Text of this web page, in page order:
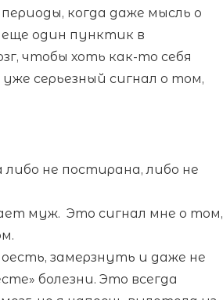
когда даже мысль о
один пунктик в
чтобы хоть как-то себя
серьезный сигнал о том,
не постирана, либо не
муж. Это сигнал мне о том,
замерзнуть и даже не
болезни. Это всегда